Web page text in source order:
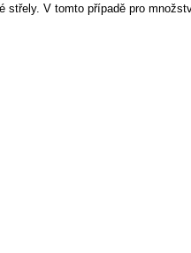
střely. V tomto případě pro